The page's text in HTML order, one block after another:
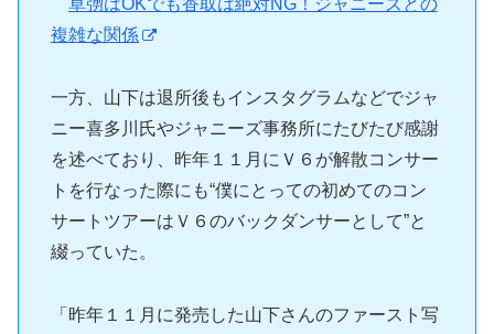
草彅はOKでも香取は絶対NG！ジャニーズとの
複雑な関係
一方、山下は退所後もインスタグラムなどでジャ
ニー喜多川氏やジャニーズ事務所にたびたび感謝
を述べており、昨年１１月にＶ６が解散コンサー
トを行なった際にも“僕にとっての初めてのコン
サートツアーはＶ６のバックダンサーとして”と
綴っていた。
「昨年１１月に発売した山下さんのファースト写